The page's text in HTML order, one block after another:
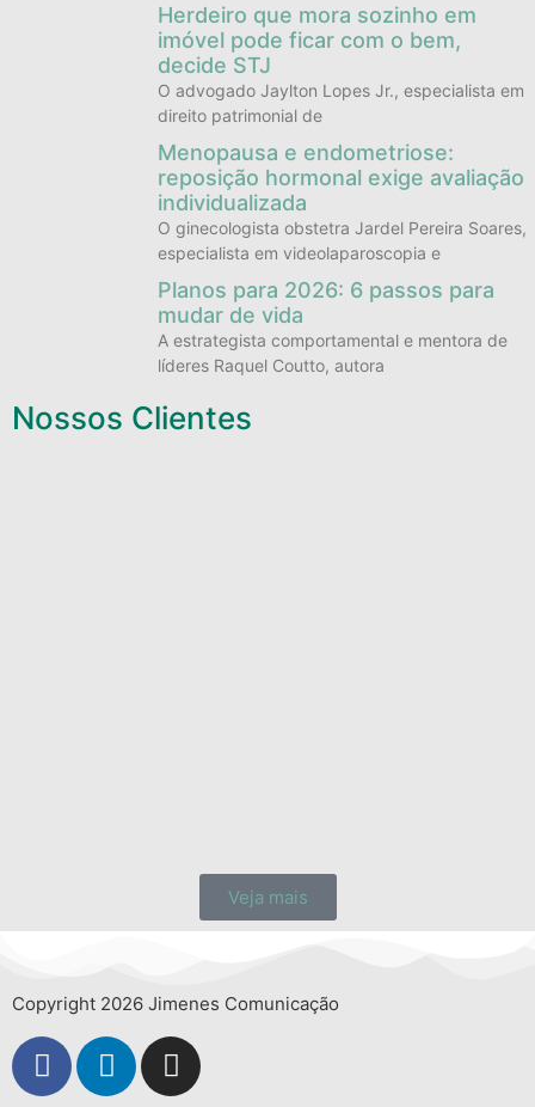
Herdeiro que mora sozinho em
imóvel pode ficar com o bem,
decide STJ
O advogado Jaylton Lopes Jr., especialista em
direito patrimonial de
Menopausa e endometriose:
reposição hormonal exige avaliação
individualizada
O ginecologista obstetra Jardel Pereira Soares,
especialista em videolaparoscopia e
Planos para 2026: 6 passos para
mudar de vida
A estrategista comportamental e mentora de
líderes Raquel Coutto, autora
Nossos Clientes
Veja mais
Copyright 2026 Jimenes Comunicação